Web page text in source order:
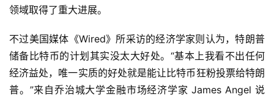
领域取得了重大进展。
不过美国媒体《Wired》所采访的经济学家则认为，特朗普
储备比特币的计划其实没太大好处。“基本上我看不出任何
经济益处，唯一实质的好处就是能让比特币狂粉投票给特朗
普。”来自乔治城大学金融市场经济学家 James Angel 说